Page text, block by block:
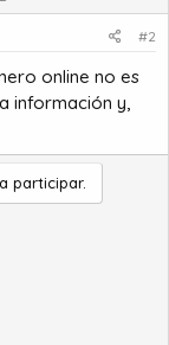
#2
online no es
información y,
participar.